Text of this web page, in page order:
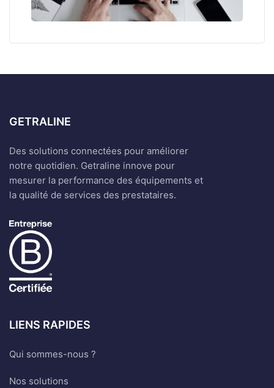
GETRALINE
Des solutions connectées pour améliorer
notre quotidien. Getraline innove pour
mesurer la performance des équipements et
la qualité de services des prestataires.
LIENS RAPIDES
Qui sommes-nous ?
Nos solutions